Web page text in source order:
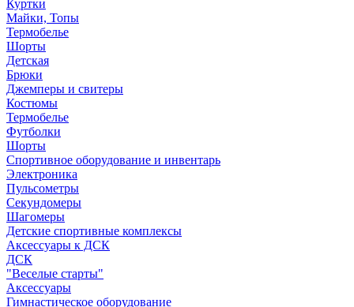
Куртки
Майки, Топы
Термобелье
Шорты
Детская
Брюки
Джемперы и свитеры
Костюмы
Термобелье
Футболки
Шорты
Спортивное оборудование и инвентарь
Электроника
Пульсометры
Секундомеры
Шагомеры
Детские спортивные комплексы
Аксессуары к ДСК
ДСК
"Веселые старты"
Аксессуары
Гимнастическое оборудование